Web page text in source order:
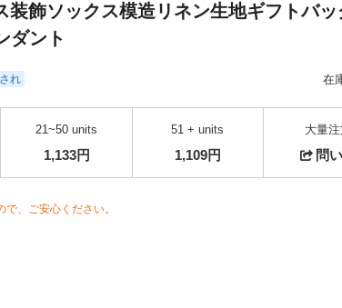
装飾ソックス模造リネン生地ギフトバッ
ダント
れ 在
21~50 units
1,133円
51 + units
1,109円
大量
問
、ご安心ください。